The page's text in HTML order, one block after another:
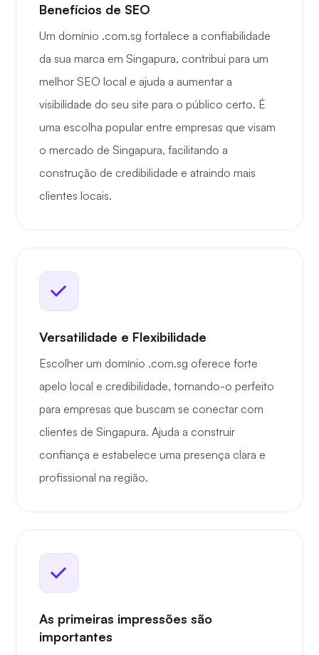
Benefícios de SEO
Um domínio .com.sg fortalece a confiabilidade
da sua marca em Singapura, contribui para um
melhor SEO local e ajuda a aumentar a
visibilidade do seu site para o público certo. É
uma escolha popular entre empresas que visam
o mercado de Singapura, facilitando a
construção de credibilidade e atraindo mais
clientes locais.
Versatilidade e Flexibilidade
Escolher um domínio .com.sg oferece forte
apelo local e credibilidade, tornando-o perfeito
para empresas que buscam se conectar com
clientes de Singapura. Ajuda a construir
confiança e estabelece uma presença clara e
profissional na região.
As primeiras impressões são
importantes